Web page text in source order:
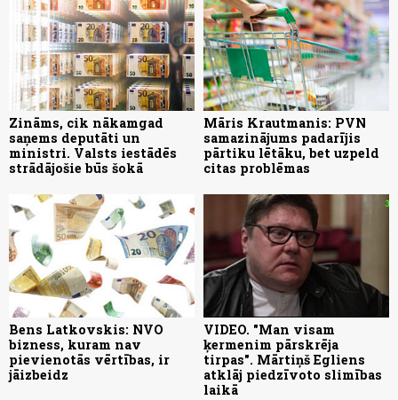
Zināms, cik nākamgad
saņems deputāti un
ministri. Valsts iestādēs
strādājošie būs šokā
Māris Krautmanis: PVN
samazinājums padarījis
pārtiku lētāku, bet uzpeld
citas problēmas
Bens Latkovskis: NVO
bizness, kuram nav
pievienotās vērtības, ir
jāizbeidz
VIDEO. "Man visam
ķermenim pārskrēja
tirpas". Mārtiņš Egliens
atklāj piedzīvoto slimības
laikā